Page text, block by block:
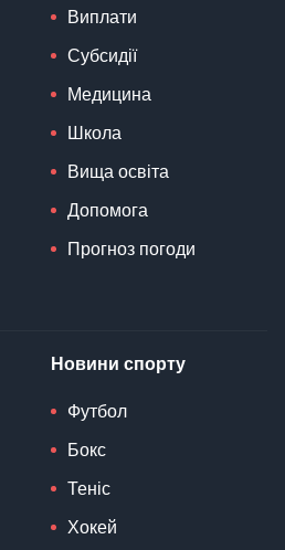
Виплати
Субсидії
Медицина
Школа
Вища освіта
Допомога
Прогноз погоди
Новини спорту
Футбол
Бокс
Теніс
Хокей